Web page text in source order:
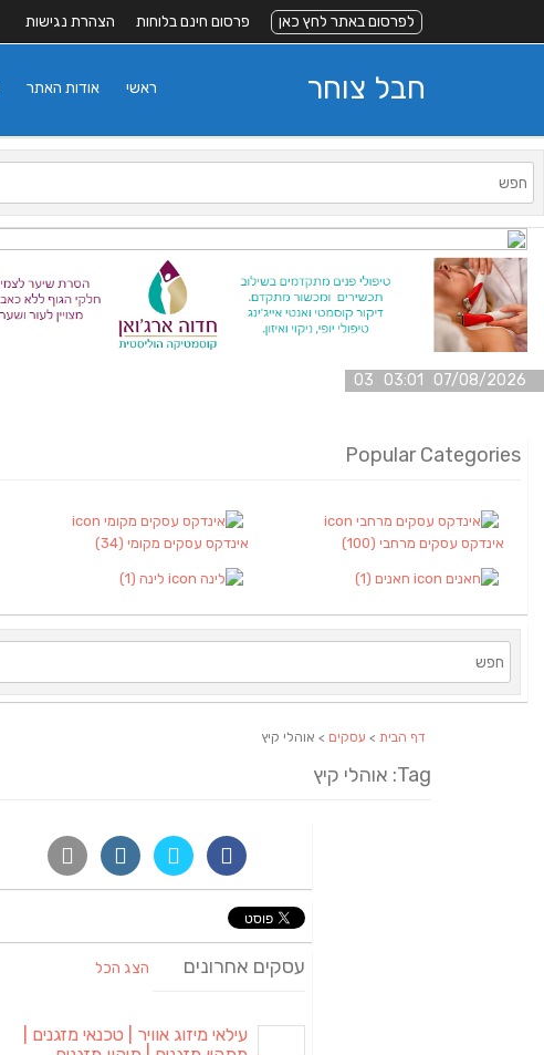
לפרסום באתר לחץ כאן פרסום חינם בלוחות הצהרת נגישות
חבל צוחר אודות האתר ראשי
07/08/2026 03:01 03
Popular Categories
אינדקס עסקים מרחבי (100) אינדקס עסקים מקומי (34)
חאנים (1) לינה (1)
דף הבית > עסקים > אוהלי קיץ
Tag: אוהלי קיץ
עסקים אחרונים הצג הכל
עילאי מיזוג אוויר | טכנאי מזגנים |